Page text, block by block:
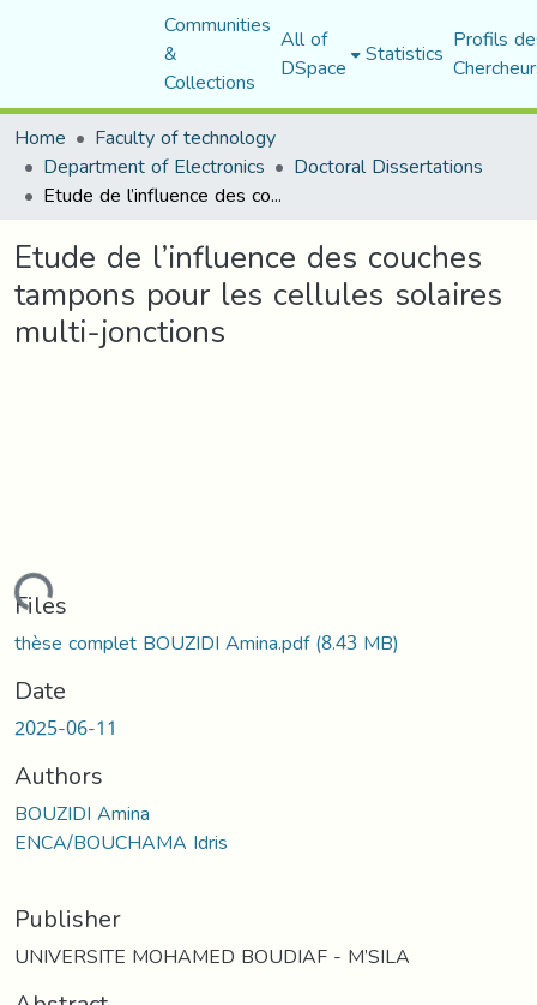
Communities
&
Collections
All of
DSpace Statistics Profils
Home
Faculty of technology
Department of Electronics Doctoral Dissertations
Etude de l’influence des couches tampons pour les cellules solaires multi-jonctions
Etude de l’influence des couches
tampons pour les cellules solaires
multi-jonctions
Files
thèse complet BOUZIDI Amina.pdf(8.43 MB)
Date
2025-06-11
Authors
BOUZIDI Amina
ENCA/BOUCHAMA Idris
Publisher
UNIVERSITE MOHAMED BOUDIAF - M’SILA